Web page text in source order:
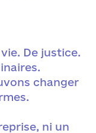
De justice.
changer
ni un